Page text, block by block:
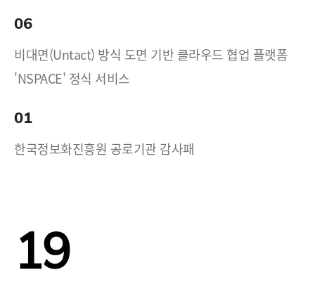
06
비대면(Untact) 방식 도면 기반 클라우드 협업 플랫폼
'NSPACE' 정식 서비스
01
한국정보화진흥원 공로기관 감사패
19